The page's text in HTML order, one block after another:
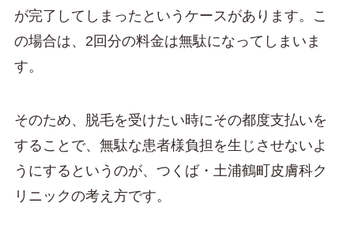
が完了してしまったというケースがあります。こ
の場合は、2回分の料金は無駄になってしまいま
す。
そのため、脱毛を受けたい時にその都度支払いを
することで、無駄な患者様負担を生じさせないよ
うにするというのが、つくば・土浦鶴町皮膚科ク
リニックの考え方です。